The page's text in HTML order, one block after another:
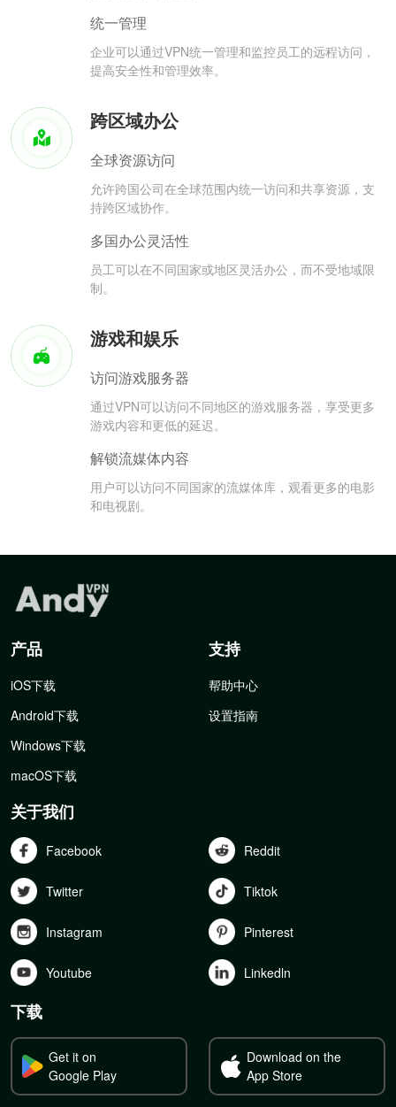
统一管理
企业可以通过VPN统一管理和监控员工的远程访问，
提高安全性和管理效率。
跨区域办公
全球资源访问
允许跨国公司在全球范围内统一访问和共享资源，支
持跨区域协作。
多国办公灵活性
员工可以在不同国家或地区灵活办公，而不受地域限
制。
游戏和娱乐
访问游戏服务器
通过VPN可以访问不同地区的游戏服务器，享受更多
游戏内容和更低的延迟。
解锁流媒体内容
用户可以访问不同国家的流媒体库，观看更多的电影
和电视剧。
产品
iOS下载
Android下载
Windows下载
macOS下载
支持
帮助中心
设置指南
关于我们
Facebook Reddit
Twitter Tiktok
Instagram Pinterest
Youtube Linkedln
下载
Get it on
Google Play
Download on the
App Store